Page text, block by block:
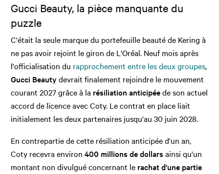
Gucci Beauty, la pièce manquante du
puzzle
C'était la seule marque du portefeuille beauté de Kering à
ne pas avoir rejoint le giron de L'Oréal. Neuf mois après
l'officialisation du rapprochement entre les deux groupes,
Gucci Beauty devrait finalement rejoindre le mouvement
courant 2027 grâce à la résiliation anticipéede son actuel
accord de licence avec Coty. Le contrat en place liait
initialement les deux partenaires jusqu'au 30 juin 2028.
En contrepartie de cette résiliation anticipée d'un an,
Coty recevra environ400 millions de dollars ainsi qu'un
montant non divulgué concernant le rachat d'une partie